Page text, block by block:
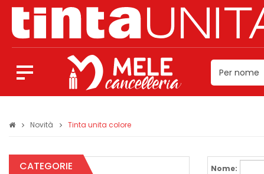
Novità Tinta unita colore
CATEGORIE Nome: